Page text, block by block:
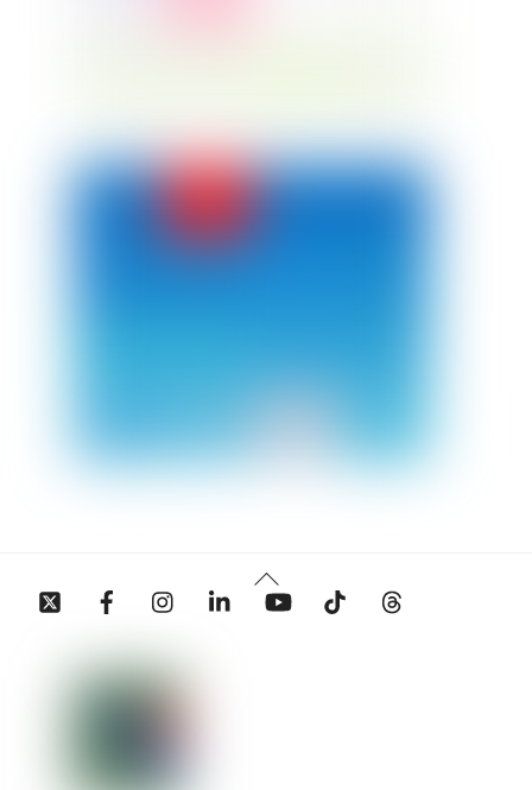
Back
To
Twitter Facebook InstagramLinkedin YouTube Tiktok